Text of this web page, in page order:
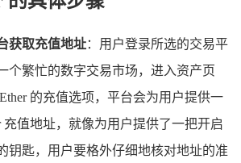
获取充值地址：用户登录所选的交易平
个繁忙的数字交易市场，进入资产页
的充值选项，平台会为用户提供一
充值地址，就像为用户提供了一把开启
钥匙，用户要格外仔细地核对地址的准